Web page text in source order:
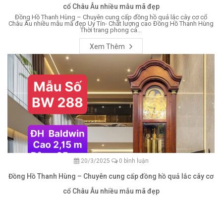
cổ Châu Âu nhiều mẫu mã đẹp
Đồng Hồ Thanh Hùng – Chuyên cung cấp đồng hồ quả lắc cây cơ cổ
Châu Âu nhiều mẫu mã đẹp Uy Tín- Chất lượng cao Đồng Hồ Thanh Hùng
Thời trang phong cá...
Xem Thêm
20/3/2025 0 bình luận
Đồng Hồ Thanh Hùng – Chuyên cung cấp đồng hồ quả lắc cây cơ
cổ Châu Âu nhiều mẫu mã đẹp